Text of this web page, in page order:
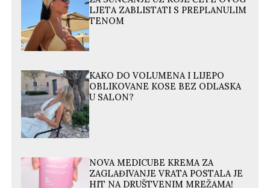
LJETA ZABLISTATI S PREPLANULIM
TENOM
KAKO DO VOLUMENA I LIJEPO
OBLIKOVANE KOSE BEZ ODLASKA
U SALON?
NOVA MEDICUBE KREMA ZA
ZAGLAĐIVANJE VRATA POSTALA JE
HIT NA DRUŠTVENIM MREŽAMA!